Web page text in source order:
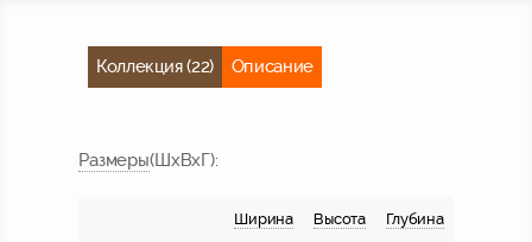
Коллекция (22) Описание
Размеры(ШхВхГ):
Ширина Высота Глубина